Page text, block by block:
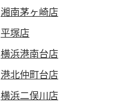
湘南茅ヶ崎店
平塚店
横浜港南台店
港北仲町台店
横浜二俣川店